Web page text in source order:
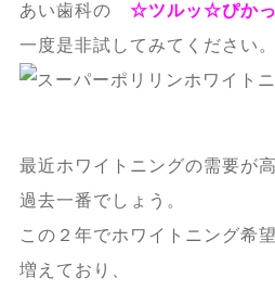
あい歯科の ☆ツルッ☆ぴか
一度是非試してみてください。
最近ホワイトニングの需要が
過去一番でしょう。
この２年でホワイトニング希
増えており、